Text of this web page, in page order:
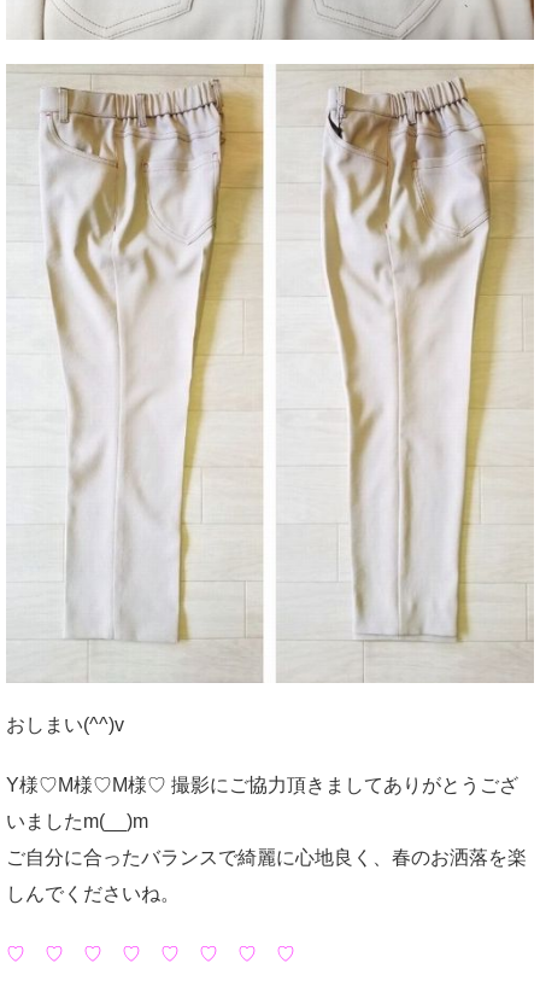
おしまい(^^)v
Y様♡M様♡M様♡ 撮影にご協力頂きましてありがとうござ
いましたm(__)m
ご自分に合ったバランスで綺麗に心地良く、春のお洒落を楽
しんでくださいね。
♡ ♡ ♡ ♡ ♡ ♡ ♡ ♡